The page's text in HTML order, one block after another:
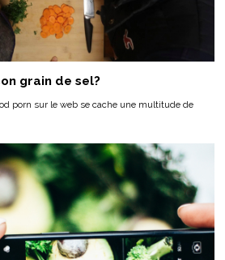
grain de sel?
porn sur le web se cache une multitude de